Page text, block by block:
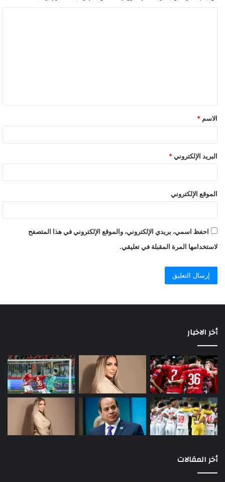
الاسم *
البريد الإلكتروني *
الموقع الإلكتروني
احفظ اسمي، بريدي الإلكتروني، والموقع الإلكتروني في هذا المتصفح
لاستخدامها المرة المقبلة في تعليقي.
أخر الاخبار
أخر المقالات